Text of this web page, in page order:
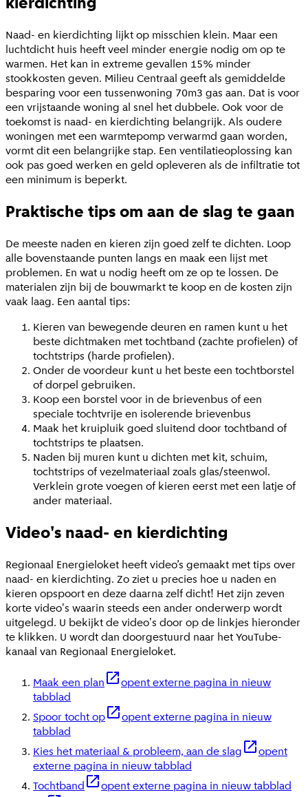
Naad- en kierdichting lijkt op misschien klein. Maar een
luchtdicht huis heeft veel minder energie nodig om op te
warmen. Het kan in extreme gevallen 15% minder
stookkosten geven. Milieu Centraal geeft als gemiddelde
besparing voor een tussenwoning 70m3 gas aan. Dat is voor
een vrijstaande woning al snel het dubbele. Ook voor de
toekomst is naad- en kierdichting belangrijk. Als oudere
woningen met een warmtepomp verwarmd gaan worden,
vormt dit een belangrijke stap. Een ventilatieoplossing kan
ook pas goed werken en geld opleveren als de infiltratie tot
een minimum is beperkt.
Praktische tips om aan de slag te gaan
De meeste naden en kieren zijn goed zelf te dichten. Loop
alle bovenstaande punten langs en maak een lijst met
problemen. En wat u nodig heeft om ze op te lossen. De
materialen zijn bij de bouwmarkt te koop en de kosten zijn
vaak laag. Een aantal tips:
Kieren van bewegende deuren en ramen kunt u het
beste dichtmaken met tochtband (zachte profielen) of
tochtstrips (harde profielen).
Onder de voordeur kunt u het beste een tochtborstel
of dorpel gebruiken.
Koop een borstel voor in de brievenbus of een
speciale tochtvrije en isolerende brievenbus
Maak het kruipluik goed sluitend door tochtband of
tochtstrips te plaatsen.
Naden bij muren kunt u dichten met kit, schuim,
tochtstrips of vezelmateriaal zoals glas/steenwol.
Verklein grote voegen of kieren eerst met een latje of
ander materiaal.
Video's naad- en kierdichting
Regionaal Energieloket heeft video’s gemaakt met tips over
naad- en kierdichting. Zo ziet u precies hoe u naden en
kieren opspoort en deze daarna zelf dicht! Het zijn zeven
korte video's waarin steeds een ander onderwerp wordt
uitgelegd. U bekijkt de video's door op de linkjes hieronder
te klikken. U wordt dan doorgestuurd naar het YouTube-
kanaal van Regionaal Energieloket.
Maak een plan
opent externe pagina in nieuw
tabblad
Spoor tocht op
opent externe pagina in nieuw
tabblad
Kies het materiaal & probleem, aan de slag
opent
externe pagina in nieuw tabblad
Tochtband
opent externe pagina in nieuw tabblad